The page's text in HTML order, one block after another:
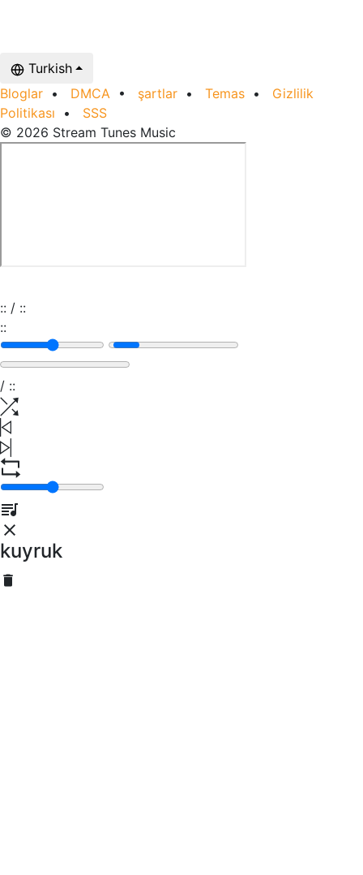
Turkish
Bloglar • DMCA • şartlar • Temas • Gizlilik
Politikası • SSS
© 2026 Stream Tunes Music
:: / ::
::
/ ::
kuyruk